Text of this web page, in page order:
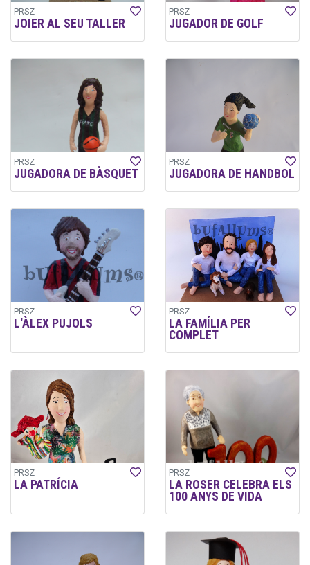
PRSZ
JOIER AL SEU TALLER
PRSZ
JUGADOR DE GOLF
PRSZ
JUGADORA DE BÀSQUET
PRSZ
JUGADORA DE HANDBOL
PRSZ
L'ÀLEX PUJOLS
PRSZ
LA FAMÍLIA PER
COMPLET
PRSZ
LA PATRÍCIA
PRSZ
LA ROSER CELEBRA ELS
100 ANYS DE VIDA